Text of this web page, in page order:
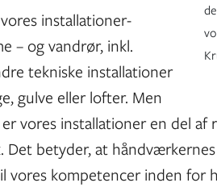
installationer-
– og vandrør, inkl.
tekniske installationer
gulve eller lofter. Men
vores installationer en del af
betyder, at
vores kompetencer inden for